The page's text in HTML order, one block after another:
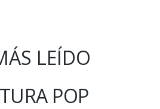
LEÍDO
POP